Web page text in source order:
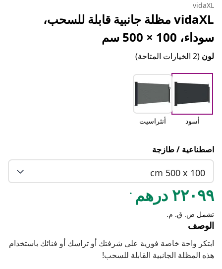
vidaXL
vidaXL مظلة جانبية قابلة للسحب،
سوداء، 100 × 500 سم
لون (2 الخيارات المتاحة)
أسود أنثراسيت
اصطناعية / طازجة
cm 500 x 100
٢٢٠٩٩ درهم .
تشمل ض. ق. م.
الوصف
ابتكر واحة خاصة فورية على شرفتك أو تراسك أو فنائك باستخدام
هذه المظلة الجانبية القابلة للسحب!